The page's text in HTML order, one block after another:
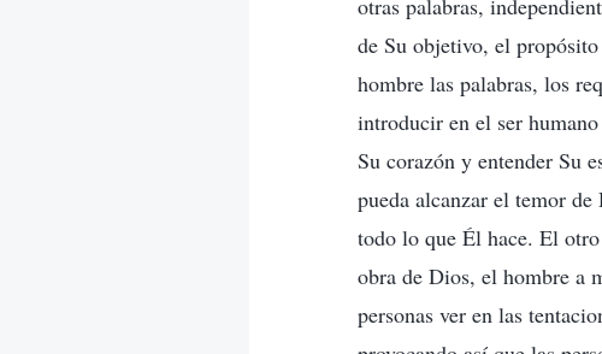
otras palabras,
de Su objetivo, el
hombre las palabras, los
introducir en el ser
Su corazón y entender Su
pueda alcanzar el temor
todo lo que Él hace. El
obra de Dios, el hombre a
personas ver en las